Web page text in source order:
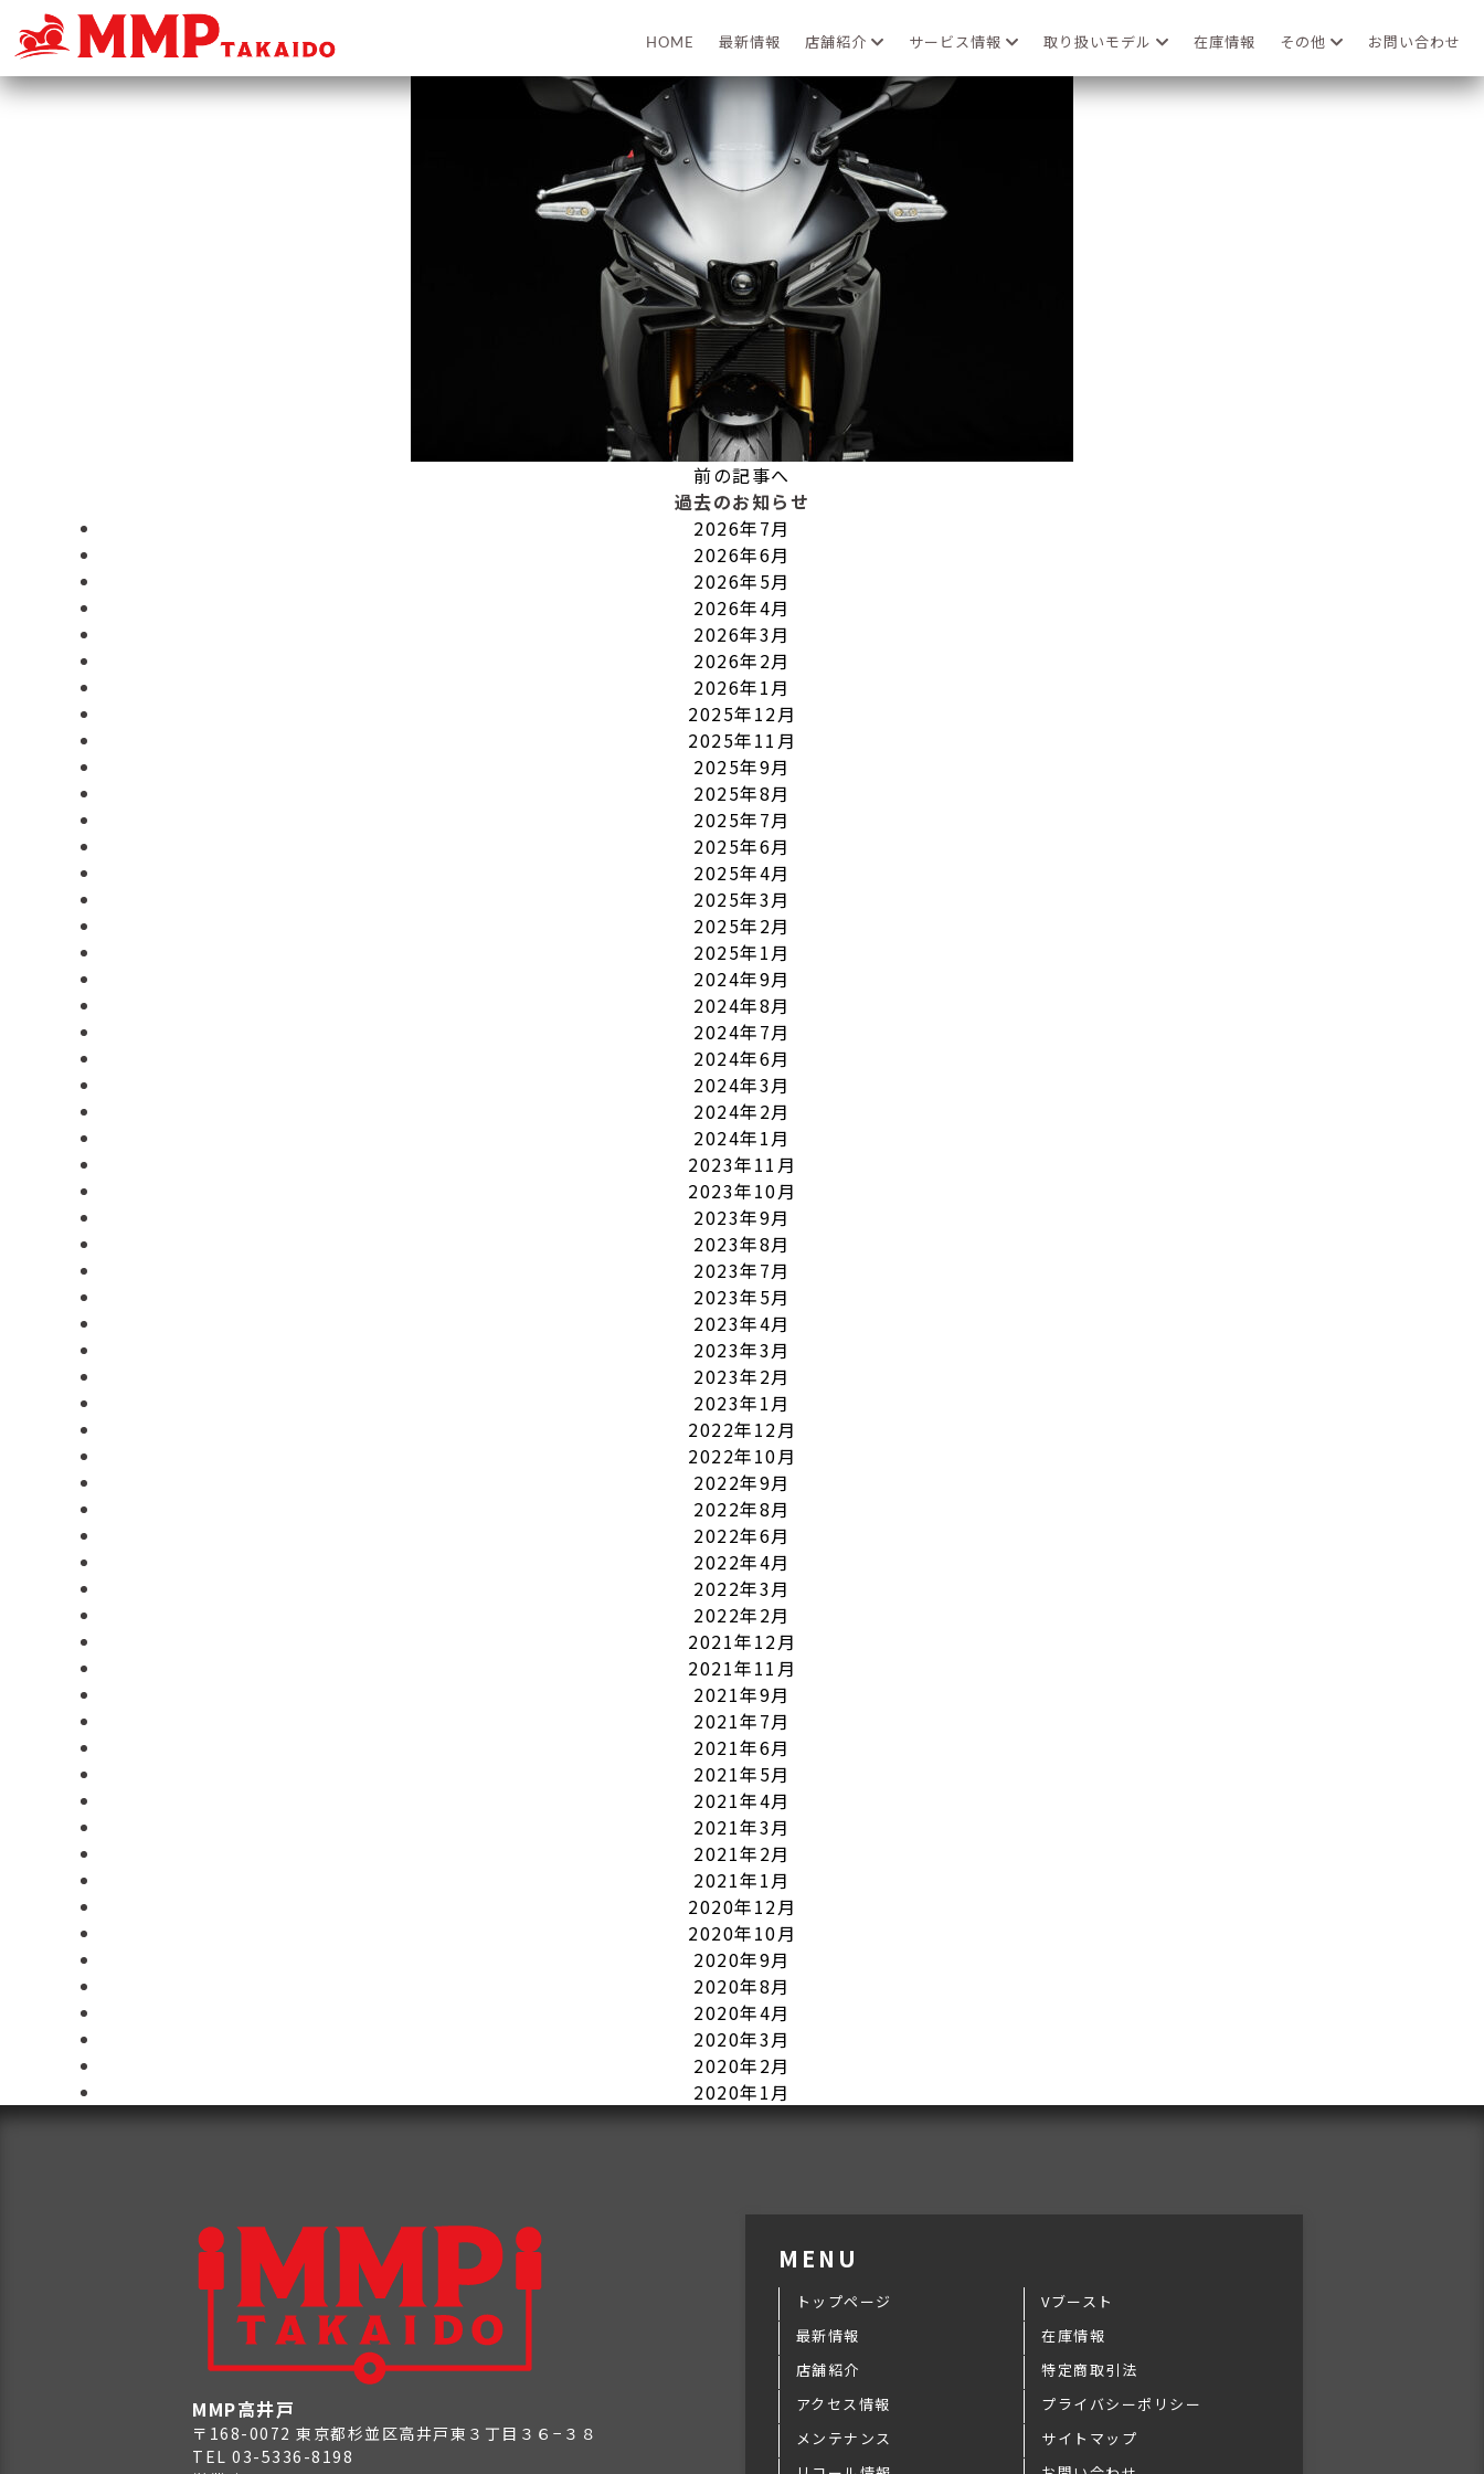
HOME 最新情報 店舗紹介 サービス情報 取り扱いモデル 在庫情報 その他 お問い合わせ
前の記事へ
過去のお知らせ
2026年7月
2026年6月
2026年5月
2026年4月
2026年3月
2026年2月
2026年1月
2025年12月
2025年11月
2025年9月
2025年8月
2025年7月
2025年6月
2025年4月
2025年3月
2025年2月
2025年1月
2024年9月
2024年8月
2024年7月
2024年6月
2024年3月
2024年2月
2024年1月
2023年11月
2023年10月
2023年9月
2023年8月
2023年7月
2023年5月
2023年4月
2023年3月
2023年2月
2023年1月
2022年12月
2022年10月
2022年9月
2022年8月
2022年6月
2022年4月
2022年3月
2022年2月
2021年12月
2021年11月
2021年9月
2021年7月
2021年6月
2021年5月
2021年4月
2021年3月
2021年2月
2021年1月
2020年12月
2020年10月
2020年9月
2020年8月
2020年4月
2020年3月
2020年2月
2020年1月
MMP高井戸
〒168-0072 東京都杉並区高井戸東３丁目３６−３８
TEL 03-5336-8198
MENU
トップページ
最新情報
店舗紹介
アクセス情報
メンテナンス
Vブースト
在庫情報
特定商取引法
プライバシーポリシー
サイトマップ